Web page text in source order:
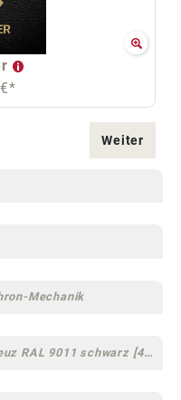
Weiter
Mechanik
Polyamid Fußkreuz RAL 9011 schwarz [44]